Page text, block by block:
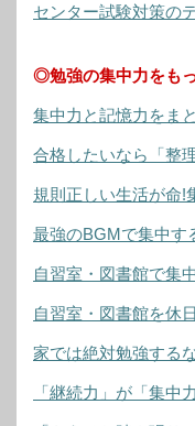
センター試験対策の
◎勉強の集中力をも
集中力と記憶力をま
合格したいなら「整
規則正しい生活が命!
最強のBGMで集中す
自習室・図書館で集
自習室・図書館を休
家では絶対勉強する
「継続力」が「集中